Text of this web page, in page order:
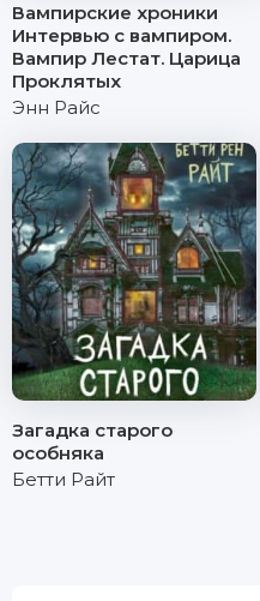
Вампирские хроники
Интервью с вампиром.
Вампир Лестат. Царица
Проклятых
Энн Райс
Загадка старого
особняка
Бетти Райт